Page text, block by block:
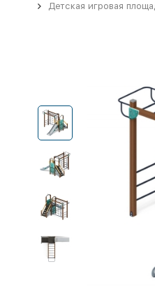
Детская игровая